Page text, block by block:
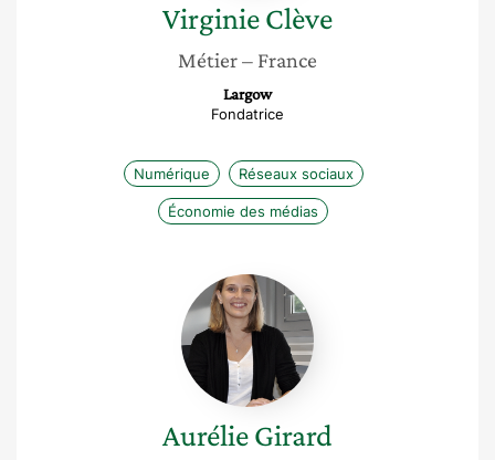
VirginieClève
Métier– France
Largow
Fondatrice
Numérique Réseaux sociaux
Économie des médias
Aurélie
Girard
AurélieGirard